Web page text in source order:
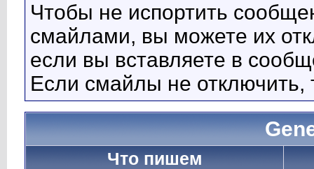
Чтобы не испортить
смайлами, вы можете их
если вы вставляете в
Если смайлы не отключить,
Что пишем